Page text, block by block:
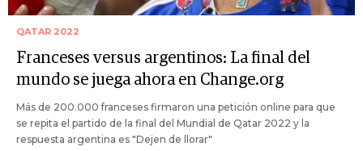
QATAR 2022
Franceses versus argentinos: La final del
mundo se juega ahora en Change.org
Más de 200.000 franceses firmaron una petición online para que
se repita el partido de la final del Mundial de Qatar 2022 y la
respuesta argentina es "Dejen de llorar"